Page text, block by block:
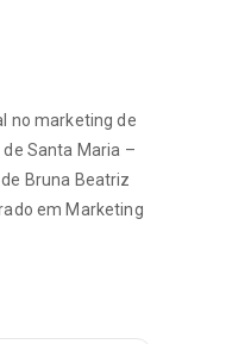
no marketing de
Santa Maria –
Bruna Beatriz
em Marketing